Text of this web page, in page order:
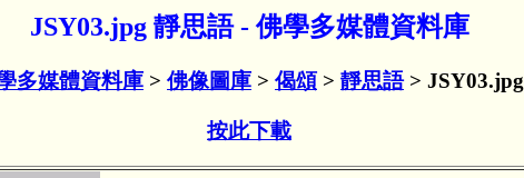
JSY03.jpg 靜思語 - 佛學多媒體資料庫
多媒體資料庫 > 佛像圖庫 > 偈頌 > 靜思語> JSY03.jpg
按此下載